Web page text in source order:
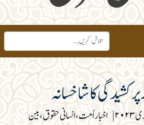
کا شاخسانہ
| اخبار اُمت، انسانی حقوق، بین